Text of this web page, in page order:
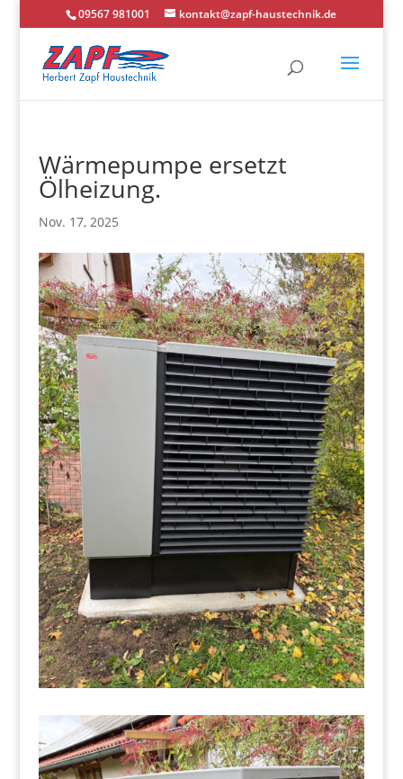
09567 981001 kontakt@zapf-haustechnik.de
Wärmepumpe ersetzt
Ölheizung.
Nov. 17, 2025